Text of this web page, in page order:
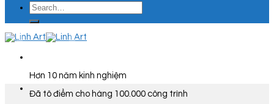
Search
for:
Hơn 10 năm kinh nghiệm
Đã tô điểm cho hàng 100.000 công trình